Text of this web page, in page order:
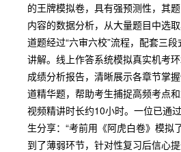
的王牌模拟卷，具有强预测性，其
内容的数据分析，从大量题目中选
道题经过“六审六校”流程，配套三
讲解。线上作答系统模拟真实机考
成绩分析报告，清晰展示各章节掌
道精华题，帮助考生捕捉高频考点
视频精讲时长约10小时。一位已通
生分享：“考前用《阿虎白卷》模拟
到了薄弱环节，针对性复习后信心